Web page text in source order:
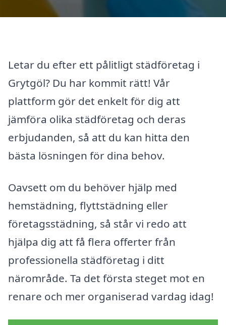
Letar du efter ett pålitligt städföretag i
Grytgöl? Du har kommit rätt! Vår
plattform gör det enkelt för dig att
jämföra olika städföretag och deras
erbjudanden, så att du kan hitta den
bästa lösningen för dina behov.
Oavsett om du behöver hjälp med
hemstädning, flyttstädning eller
företagsstädning, så står vi redo att
hjälpa dig att få flera offerter från
professionella städföretag i ditt
närområde. Ta det första steget mot en
renare och mer organiserad vardag idag!